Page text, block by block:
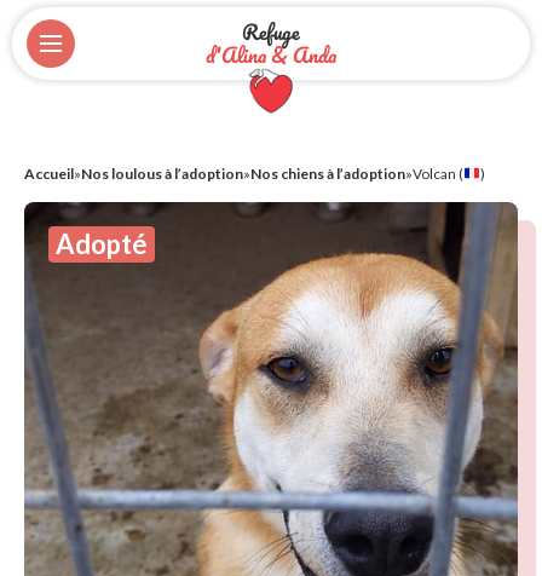
Refuge
d'Alina & Anda
Accueil»Nos loulous à l’adoption»Nos chiens à l’adoption»Volcan ( )
Adopté